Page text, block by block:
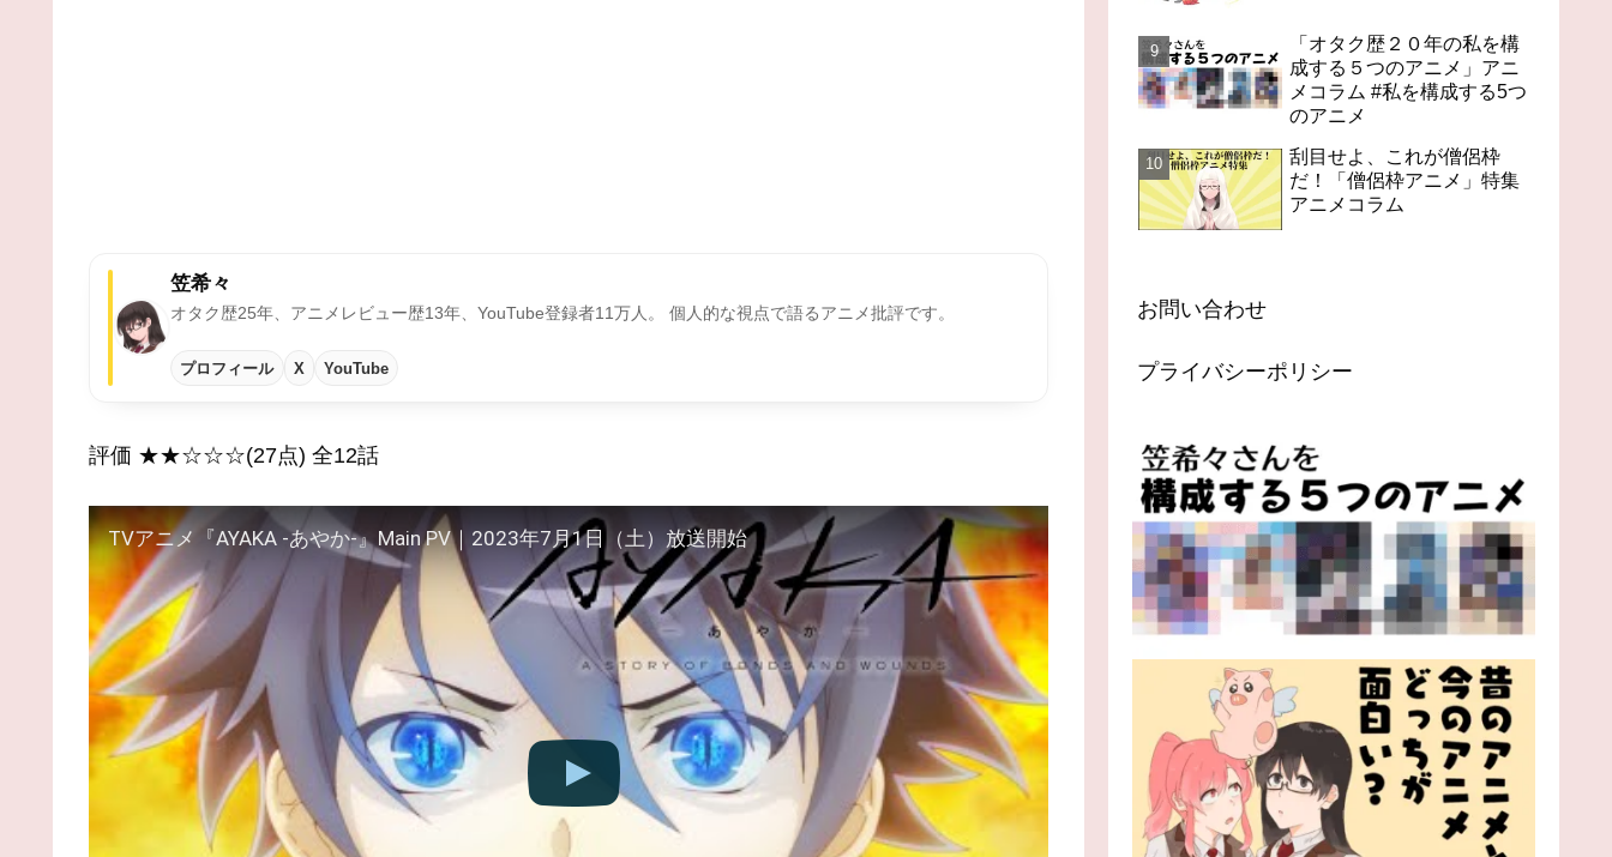
笠希々
オタク歴25年、アニメレビュー歴13年、YouTube登録者11万人。 個人的な視点で語るアニメ批評です。
プロフィール X YouTube
評価 ★★☆☆☆(27点) 全12話
TVアニメ『AYAKA ‐あやか‐』Main PV｜2023年7月1日（土）放送開始
「オタク歴２０年の私を構
成する５つのアニメ」アニ
メコラム #私を構成する5つ
のアニメ
刮目せよ、これが僧侶枠
だ！「僧侶枠アニメ」特集
アニメコラム
お問い合わせ
プライバシーポリシー